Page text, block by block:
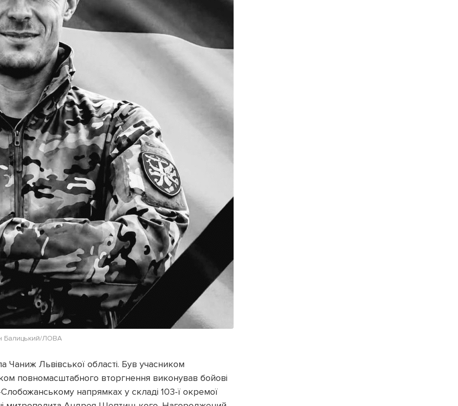
Балицький/ЛОВА
Чаниж Львівської області. Був учасником
повномасштабного вторгнення виконував бойові
напрямках у складі 103-ї окремої